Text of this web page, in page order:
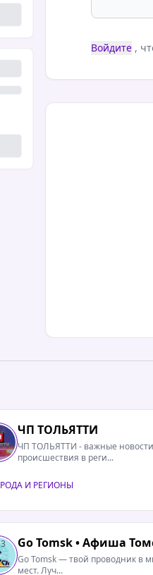
Войдите,
4 ЧП ТОЛЬЯТТИ
ЧП ТОЛЬЯТТИ - важные новости Тольятти и
происшествия в реги...
И РЕГИОНЫ
3 Go Tomsk • Афиша
Go Tomsk — твой проводник в
мест. Луч...